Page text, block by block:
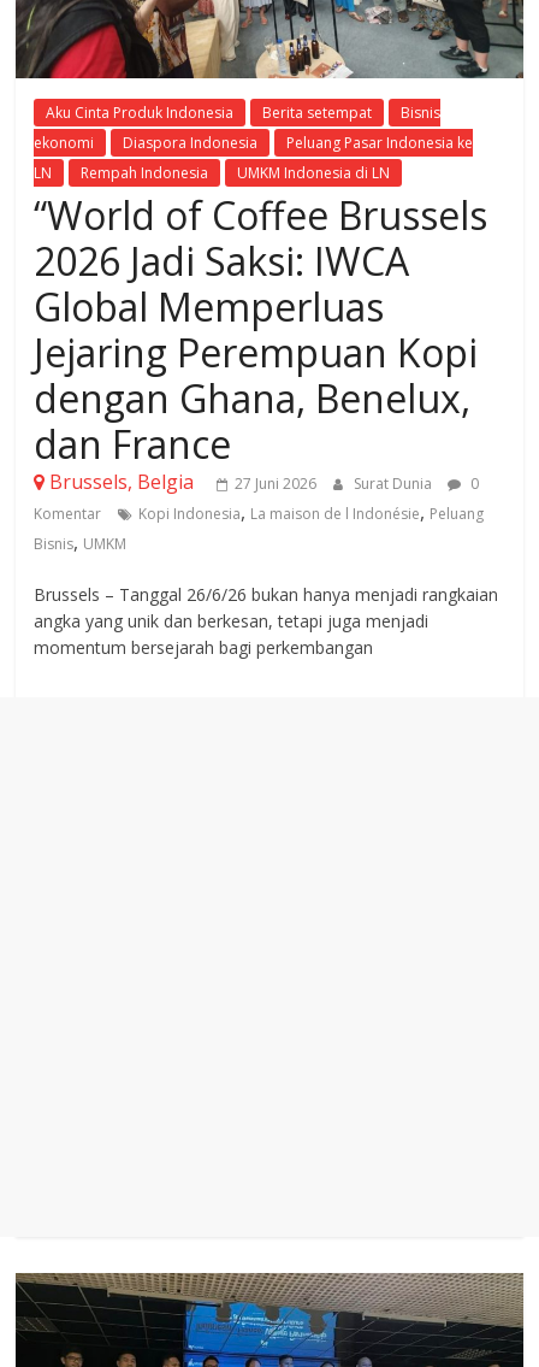
Aku Cinta Produk Indonesia Berita setempat
Bisnis
ekonomi
Diaspora Indonesia
Peluang Pasar Indonesia ke
LN
Rempah Indonesia UMKM Indonesia di LN
“World of Coffee Brussels
2026 Jadi Saksi: IWCA
Global Memperluas
Jejaring Perempuan Kopi
dengan Ghana, Benelux,
dan France
Brussels, Belgia 27 Juni 2026 Surat Dunia
0
Komentar
Kopi Indonesia, La maison de l Indonésie, Peluang
Bisnis, UMKM
Brussels – Tanggal 26/6/26 bukan hanya menjadi rangkaian
angka yang unik dan berkesan, tetapi juga menjadi
momentum bersejarah bagi perkembangan